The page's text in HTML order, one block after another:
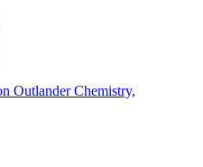
Outlander Chemistry,